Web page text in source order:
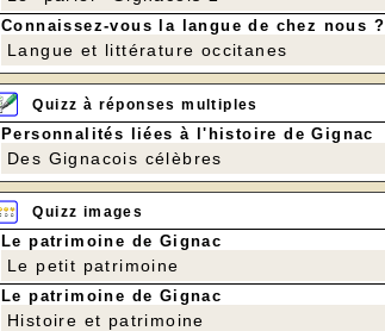
Connaissez-vous la langue de chez nous ?
Langue et littérature occitanes
Quizz à réponses multiples
Personnalités liées à l'histoire de Gignac
Des Gignacois célèbres
Quizz images
Le patrimoine de Gignac
Le petit patrimoine
Le patrimoine de Gignac
Histoire et patrimoine